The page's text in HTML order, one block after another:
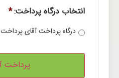
انتخاب درگاه پرداخت:*
درگاه پرداخت آقای پرداخت